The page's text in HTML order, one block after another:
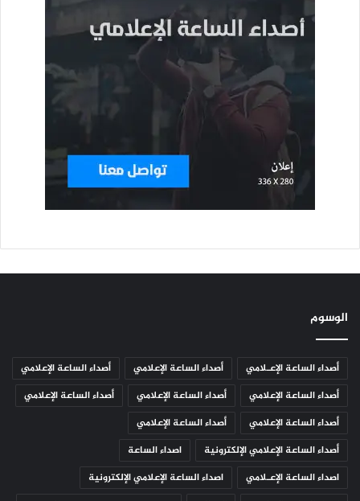
الوسوم
أصداء الساعة الإعـلامي أصداء الساعة الإعلامي
أصداء الساعة الإعلامي
أصداء الساعة الإعلامي
أصداء الساعة الإعلامي
أصداء الساعة الإعلامي
أصداء الساعة الإعلامي
أصداء الساعة الإعلامي
أصداء الساعة الإعلامي الإلكترونية
اصداء الساعة
اصداء الساعة الإعـلامي
اصداء الساعة الإعلامي الإلكترونية